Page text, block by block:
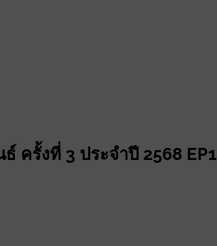
ครั้งที่ 3 ประจำปี 2568 EP1